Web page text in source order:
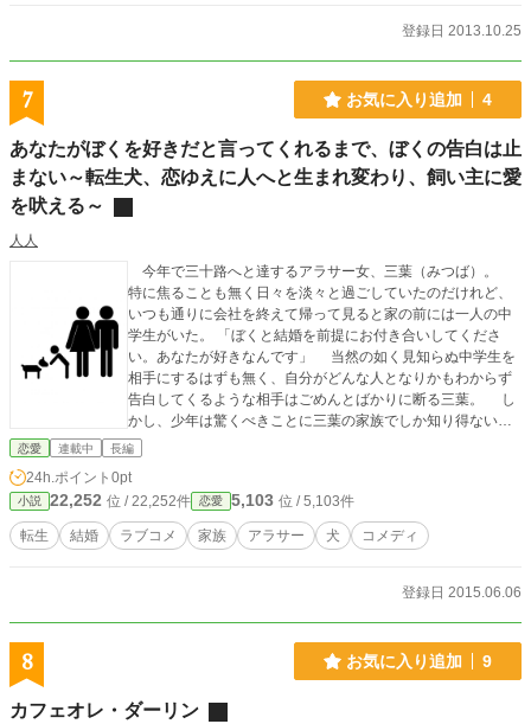
登録日 2013.10.25
7 お気に入り追加 4
あなたがぼくを好きだと言ってくれるまで、ぼくの告白は止
まない～転生犬、恋ゆえに人へと生まれ変わり、飼い主に愛
を吠える～
人人
今年で三十路へと達するアラサー女、三葉（みつば）。
特に焦ることも無く日々を淡々と過ごしていたのだけれど、
いつも通りに会社を終えて帰って見ると家の前には一人の中
学生がいた。 「ぼくと結婚を前提にお付き合いしてくださ
い。あなたが好きなんです」 当然の如く見知らぬ中学生を
相手にするはずも無く、自分がどんな人となりかもわからず
告白してくるような相手はごめんとばかりに断る三葉。 し
かし、少年は驚くべきことに三葉の家族でしか知り得ないこ
とを話し始めた。 そう。 少年は昔、三葉に飼われていた
告白を受け入れられない三葉と、生まれ変わってまで愛を貫
こうとしたケイタロウとの、ハートフルラブコメディ。 「い
い加減にしようよ」 「絶対に諦めません！」
恋愛 連載中 長編
24h.ポイント 0pt
小説 22,252 位 / 22,252件 恋愛 5,103 位 / 5,103件
転生 結婚 ラブコメ 家族 アラサー 犬 コメディ
登録日 2015.06.06
8 お気に入り追加 9
カフェオレ・ダーリン